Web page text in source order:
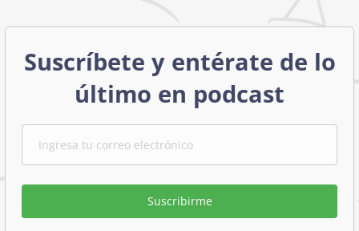
Suscríbete y entérate de lo
último en podcast
Suscribirme